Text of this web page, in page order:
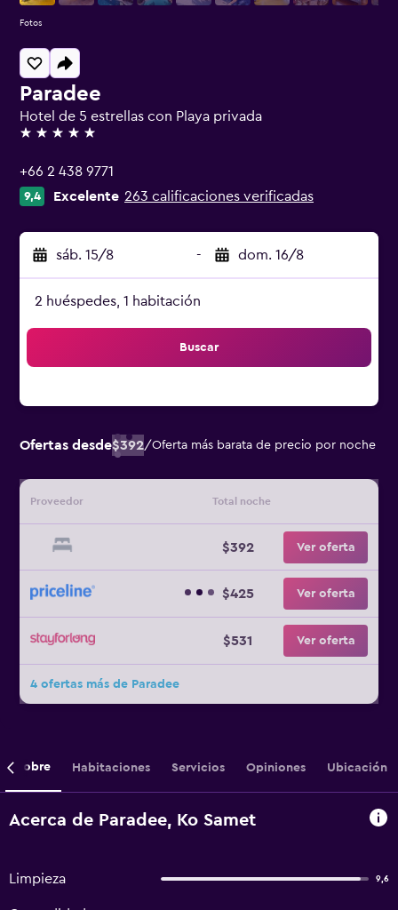
Paradee
Hotel de 5 estrellas con Playa privada
5 estrellas
+66 2 438 9771
9,4 Excelente 263 calificaciones verificadas
sáb. 15/8 - dom. 16/8
2 huéspedes, 1 habitación
Buscar
Ofertas desde$392/Oferta más barata de precio por noche
Proveedor Total noche
$392 Ver oferta
$425 Ver oferta
$531 Ver oferta
4 ofertas más de Paradee
Fotos
Sobre Habitaciones Servicios Opiniones Ubicación
Acerca de Paradee, Ko Samet
Limpieza 9,6